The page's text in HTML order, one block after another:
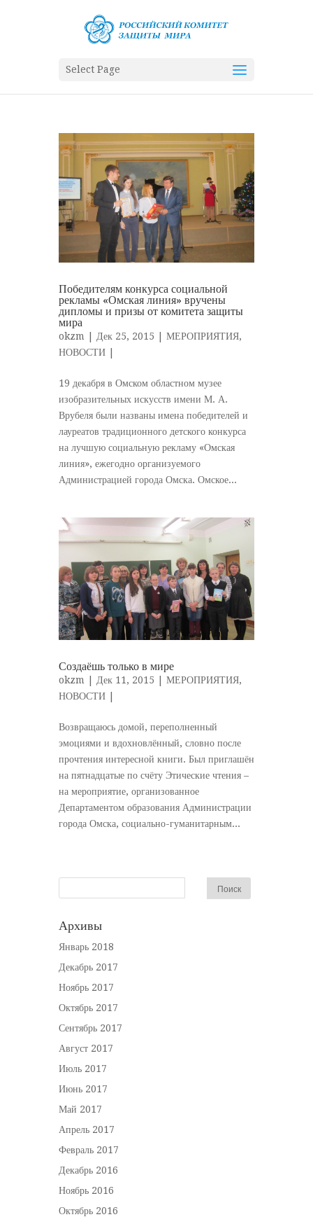
Select Page
Победителям конкурса социальной
рекламы «Омская линия» вручены
дипломы и призы от комитета защиты
мира
okzm | Дек 25, 2015 | МЕРОПРИЯТИЯ,
НОВОСТИ |
19 декабря в Омском областном музее
изобразительных искусств имени М. А.
Врубеля были названы имена победителей и
лауреатов традиционного детского конкурса
на лучшую социальную рекламу «Омская
линия», ежегодно организуемого
Администрацией города Омска. Омское...
Создаёшь только в мире
okzm | Дек 11, 2015 | МЕРОПРИЯТИЯ,
НОВОСТИ |
Возвращаюсь домой, переполненный
эмоциями и вдохновлённый, словно после
прочтения интересной книги. Был приглашён
на пятнадцатые по счёту Этические чтения –
на мероприятие, организованное
Департаментом образования Администрации
города Омска, социально-гуманитарным...
Архивы
Январь 2018
Декабрь 2017
Ноябрь 2017
Октябрь 2017
Сентябрь 2017
Август 2017
Июль 2017
Июнь 2017
Май 2017
Апрель 2017
Февраль 2017
Декабрь 2016
Ноябрь 2016
Октябрь 2016